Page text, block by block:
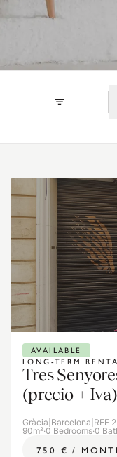
LONG-TERM
AVAILABLE
Tres
(precio + Iva)
Gràcia Barcelona REF
90m²·0 Bedrooms·0
750 € /